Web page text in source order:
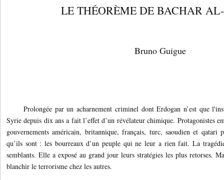
LE THÉORÈME DE BACHAR
Bruno Guigue
Prolongée par un acharnement criminel dont Erdogan n’est que
Syrie depuis dix ans a fait l’effet d’un révélateur chimique. Protagonistes
gouvernements américain, britannique, français, turc, saoudien et qatari
qu’ils sont : les bourreaux d’un peuple qui ne leur a rien fait. La
semblants. Elle a exposé au grand jour leurs stratégies les plus retorses.
blanchir le terrorisme chez les autres.